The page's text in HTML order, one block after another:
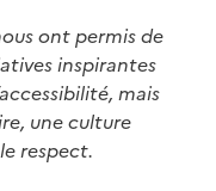
ont permis de
inspirantes
mais
une culture
respect.